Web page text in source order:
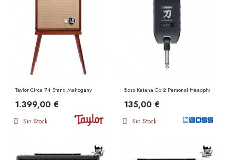
Taylor Circa 74 Stand Mahogany
1.399,00 €
Sin Stock
Boss Katana:Go 2 Personal Headphone
135,00 €
Sin Stock